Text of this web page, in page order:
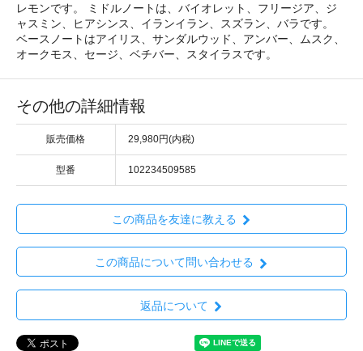
レモンです。 ミドルノートは、バイオレット、フリージア、ジ
ャスミン、ヒアシンス、イランイラン、スズラン、バラです。
ベースノートはアイリス、サンダルウッド、アンバー、ムスク、
オークモス、セージ、ベチバー、スタイラスです。
その他の詳細情報
販売価格 29,980円(内税)
型番 102234509585
この商品を友達に教える
この商品について問い合わせる
返品について